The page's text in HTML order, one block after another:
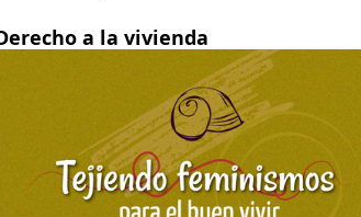
a la vivienda